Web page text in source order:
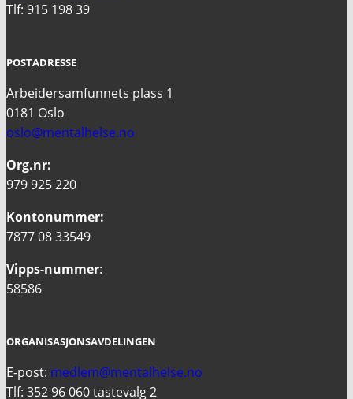
Tlf: 915 198 39
POSTADRESSE
Arbeidersamfunnets plass 1
0181 Oslo
oslo@mentalhelse.no
Org.nr:
979 925 220
Kontonummer:
7877 08 33549
Vipps-nummer:
58586
ORGANISASJONSAVDELINGEN
E-post: medlem@mentalhelse.no
Tlf: 352 96 060 tastevalg 2